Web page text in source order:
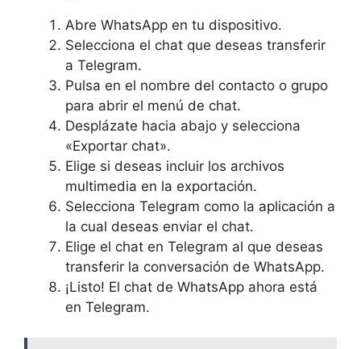
Abre‍ WhatsApp ⁣en tu dispositivo.
Selecciona el ‍chat que deseas transferir
a Telegram.
Pulsa en ⁣el nombre⁣ del ⁤contacto⁤ o grupo⁤
para ⁣abrir el menú ‌de chat.
Desplázate hacia abajo y ‌selecciona
«Exportar chat».
Elige⁣ si deseas incluir ​los⁢ archivos
multimedia ‌en la‌ exportación.
Selecciona Telegram como‍ la aplicación a
la cual deseas ​enviar el chat.
Elige ⁣el chat en⁣ Telegram al⁢ que deseas
transferir‌ la ‍conversación de WhatsApp.
¡Listo! El‌ chat de WhatsApp ahora‍ está
en Telegram.